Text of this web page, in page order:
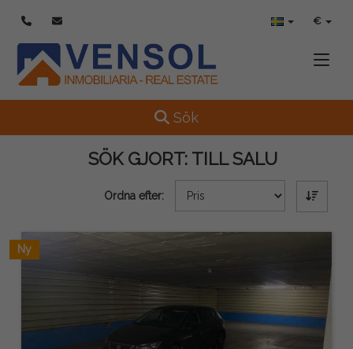
€
Toggle navigation
Sök
SÖK GJORT:TILL SALU
Ordna efter:
Ny